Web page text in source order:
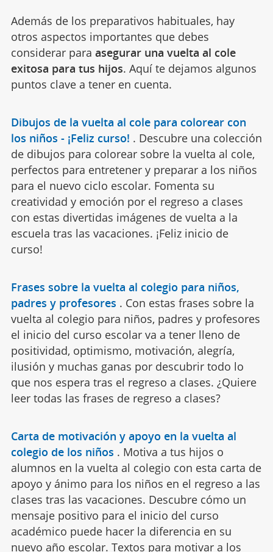
Además de los preparativos habituales, hay
otros aspectos importantes que debes
considerar para asegurar una vuelta al cole
exitosa para tus hijos. Aquí te dejamos algunos
puntos clave a tener en cuenta.
Dibujos de la vuelta al cole para colorear con
los niños - ¡Feliz curso! . Descubre una colección
de dibujos para colorear sobre la vuelta al cole,
perfectos para entretener y preparar a los niños
para el nuevo ciclo escolar. Fomenta su
creatividad y emoción por el regreso a clases
con estas divertidas imágenes de vuelta a la
escuela tras las vacaciones. ¡Feliz inicio de
curso!
Frases sobre la vuelta al colegio para niños,
padres y profesores . Con estas frases sobre la
vuelta al colegio para niños, padres y profesores
el inicio del curso escolar va a tener lleno de
positividad, optimismo, motivación, alegría,
ilusión y muchas ganas por descubrir todo lo
que nos espera tras el regreso a clases. ¿Quiere
leer todas las frases de regreso a clases?
Carta de motivación y apoyo en la vuelta al
colegio de los niños . Motiva a tus hijos o
alumnos en la vuelta al colegio con esta carta de
apoyo y ánimo para los niños en el regreso a las
clases tras las vacaciones. Descubre cómo un
mensaje positivo para el inicio del curso
académico puede hacer la diferencia en su
nuevo año escolar. Textos para motivar a los